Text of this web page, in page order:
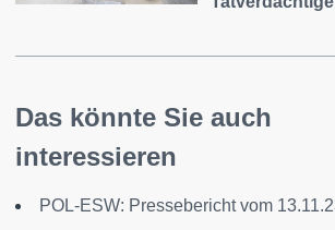
Das könnte Sie auch
interessieren
POL-ESW: Pressebericht vom